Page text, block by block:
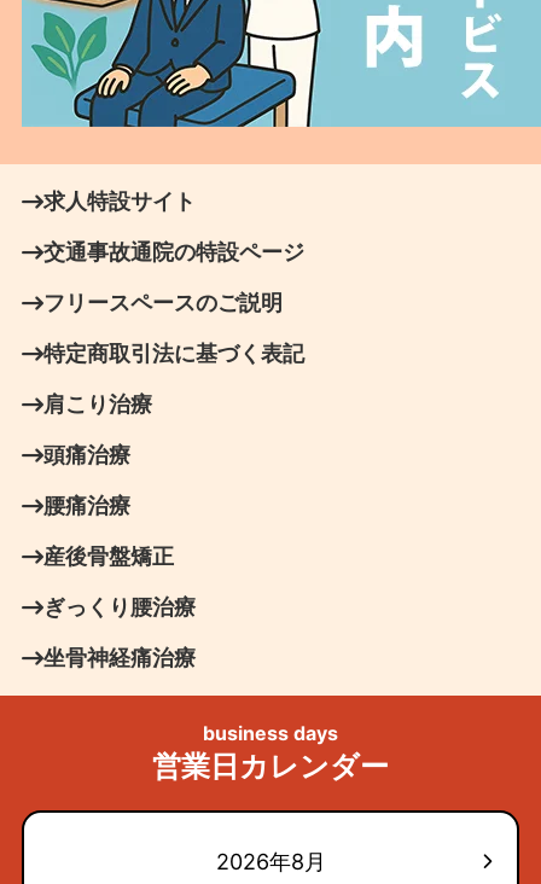
求人特設サイト
交通事故通院の特設ページ
フリースペースのご説明
特定商取引法に基づく表記
肩こり治療
頭痛治療
腰痛治療
産後骨盤矯正
ぎっくり腰治療
坐骨神経痛治療
営業日カレンダー
business days
2026年8月